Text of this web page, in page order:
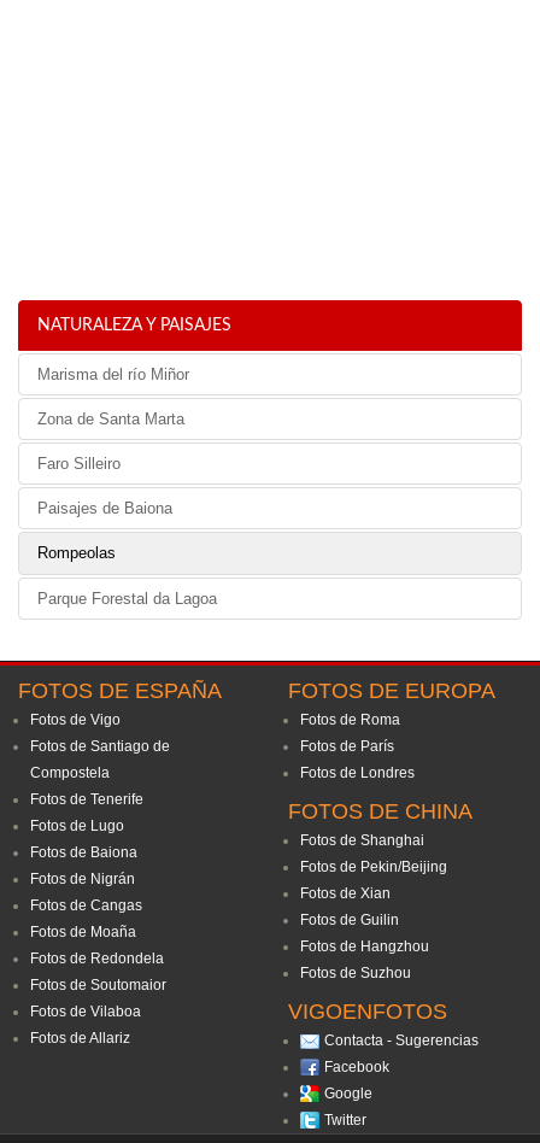
NATURALEZA Y PAISAJES
Marisma del río Miñor
Zona de Santa Marta
Faro Silleiro
Paisajes de Baiona
Rompeolas
Parque Forestal da Lagoa
FOTOS DE ESPAÑA
Fotos de Vigo
Fotos de Santiago de
Compostela
Fotos de Tenerife
Fotos de Lugo
Fotos de Baiona
Fotos de Nigrán
Fotos de Cangas
Fotos de Moaña
Fotos de Redondela
Fotos de Soutomaior
Fotos de Vilaboa
Fotos de Allariz
FOTOS DE EUROPA
Fotos de Roma
Fotos de París
Fotos de Londres
FOTOS DE CHINA
Fotos de Shanghai
Fotos de Pekin/Beijing
Fotos de Xian
Fotos de Guilin
Fotos de Hangzhou
Fotos de Suzhou
VIGOENFOTOS
Contacta - Sugerencias
Facebook
Google
Twitter